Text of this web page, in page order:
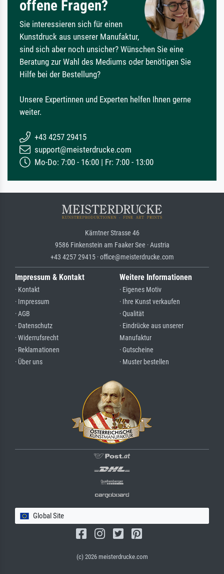
offene Fragen?
Sie interessieren sich für einen
Kunstdruck aus unserer Manufaktur,
sind sich aber noch unsicher? Wünschen Sie eine
Beratung zur Wahl des Mediums oder benötigen Sie
Hilfe bei der Bestellung?
Unsere Expertinnen und Experten helfen Ihnen gerne
weiter.
+43 4257 29415
support@meisterdrucke.com
Mo-Do: 7:00 - 16:00 | Fr: 7:00 - 13:00
Kärntner Strasse 46
9586 Finkenstein am Faaker See · Austria
+43 4257 29415 · office@meisterdrucke.com
Impressum & Kontakt
· Kontakt
· Impressum
· AGB
· Datenschutz
· Widerrufsrecht
· Reklamationen
· Über uns
Weitere Informationen
· Eigenes Motiv
· Ihre Kunst verkaufen
· Qualität
· Eindrücke aus unserer
Manufaktur
· Gutscheine
· Muster bestellen
Global Site
(c) 2026 meisterdrucke.com